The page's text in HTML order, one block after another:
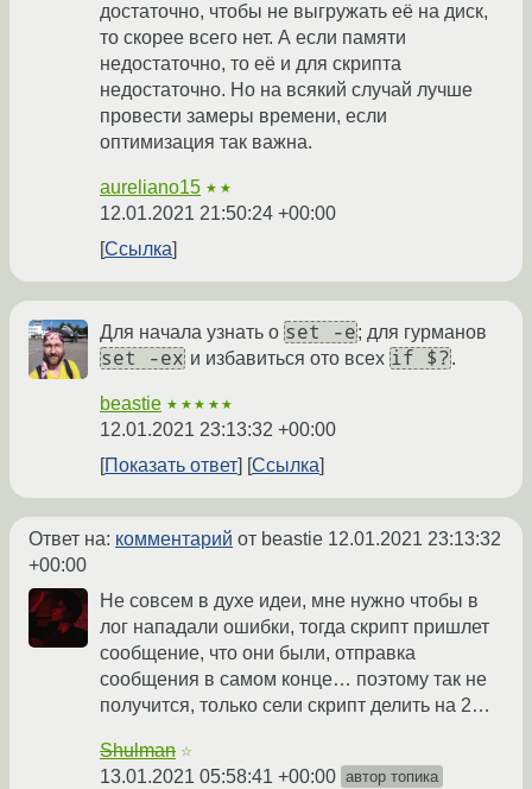
достаточно, чтобы не выгружать её на диск,
то скорее всего нет. А если памяти
недостаточно, то её и для скрипта
недостаточно. Но на всякий случай лучше
провести замеры времени, если
оптимизация так важна.
aureliano15 ★★
12.01.2021 21:50:24 +00:00
Ссылка
Для начала узнать о set -e; для гурманов
set -ex и избавиться ото всех if $?.
beastie ★★★★★
12.01.2021 23:13:32 +00:00
Показать ответ
Ссылка
Ответ на: комментарий от beastie 12.01.2021 23:13:32
+00:00
Не совсем в духе идеи, мне нужно чтобы в
лог нападали ошибки, тогда скрипт пришлет
сообщение, что они были, отправка
сообщения в самом конце… поэтому так не
получится, только сели скрипт делить на 2…
Shulman ☆
13.01.2021 05:58:41 +00:00 автор топика